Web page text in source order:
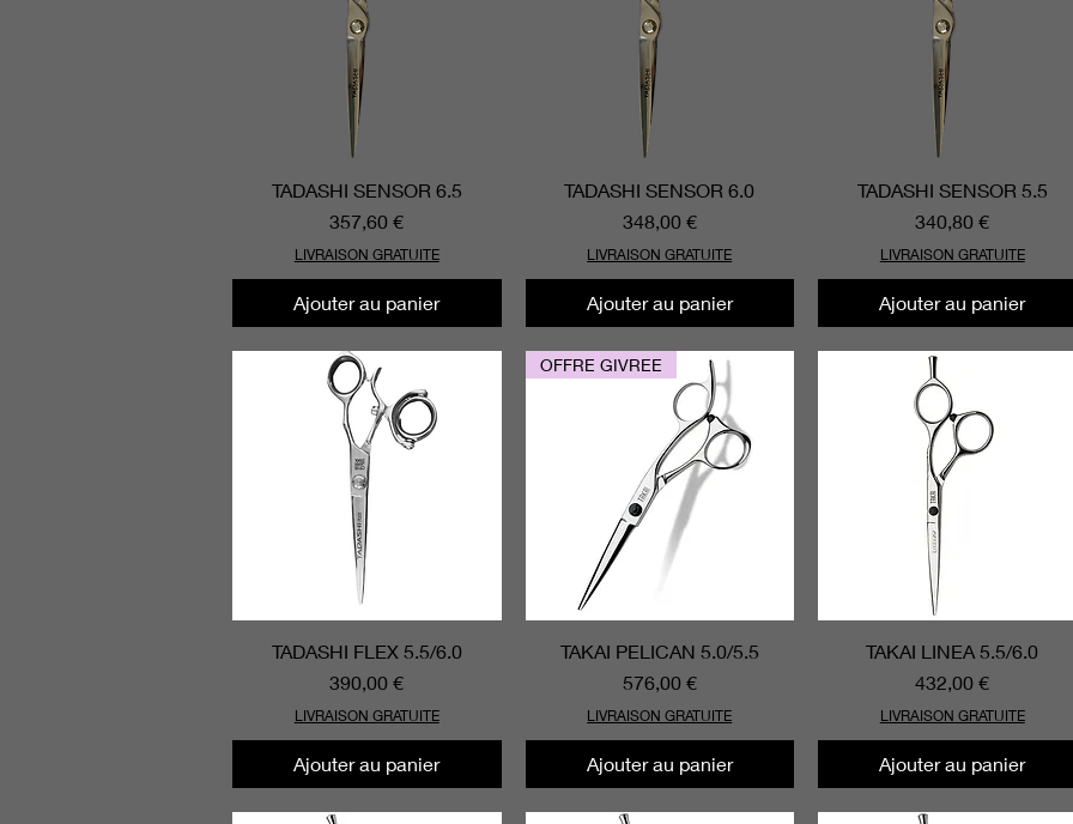
Aperçu rapide
TADASHI SENSOR 6.5
Prix
357,60 €
LIVRAISON GRATUITE
Ajouter au panier
Aperçu rapide
TADASHI SENSOR 6.0
Prix
348,00 €
LIVRAISON GRATUITE
Ajouter au panier
Aperçu rapide
TADASHI SENSOR 5.5
Prix
340,80 €
LIVRAISON GRATUITE
Ajouter au panier
Aperçu rapide
TADASHI FLEX 5.5/6.0
Prix
390,00 €
LIVRAISON GRATUITE
Ajouter au panier
Aperçu rapide
OFFRE GIVREE
TAKAI PELICAN 5.0/5.5
Prix
576,00 €
LIVRAISON GRATUITE
Ajouter au panier
Aperçu rapide
TAKAI LINEA 5.5/6.0
Prix
432,00 €
LIVRAISON GRATUITE
Ajouter au panier